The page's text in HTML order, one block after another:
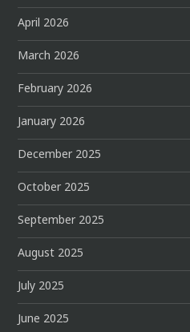
April 2026
March 2026
February 2026
January 2026
December 2025
October 2025
September 2025
August 2025
July 2025
June 2025